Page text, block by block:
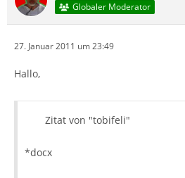
Globaler Moderator
27. Januar 2011 um 23:49
Hallo,
Zitat von "tobifeli"
*docx